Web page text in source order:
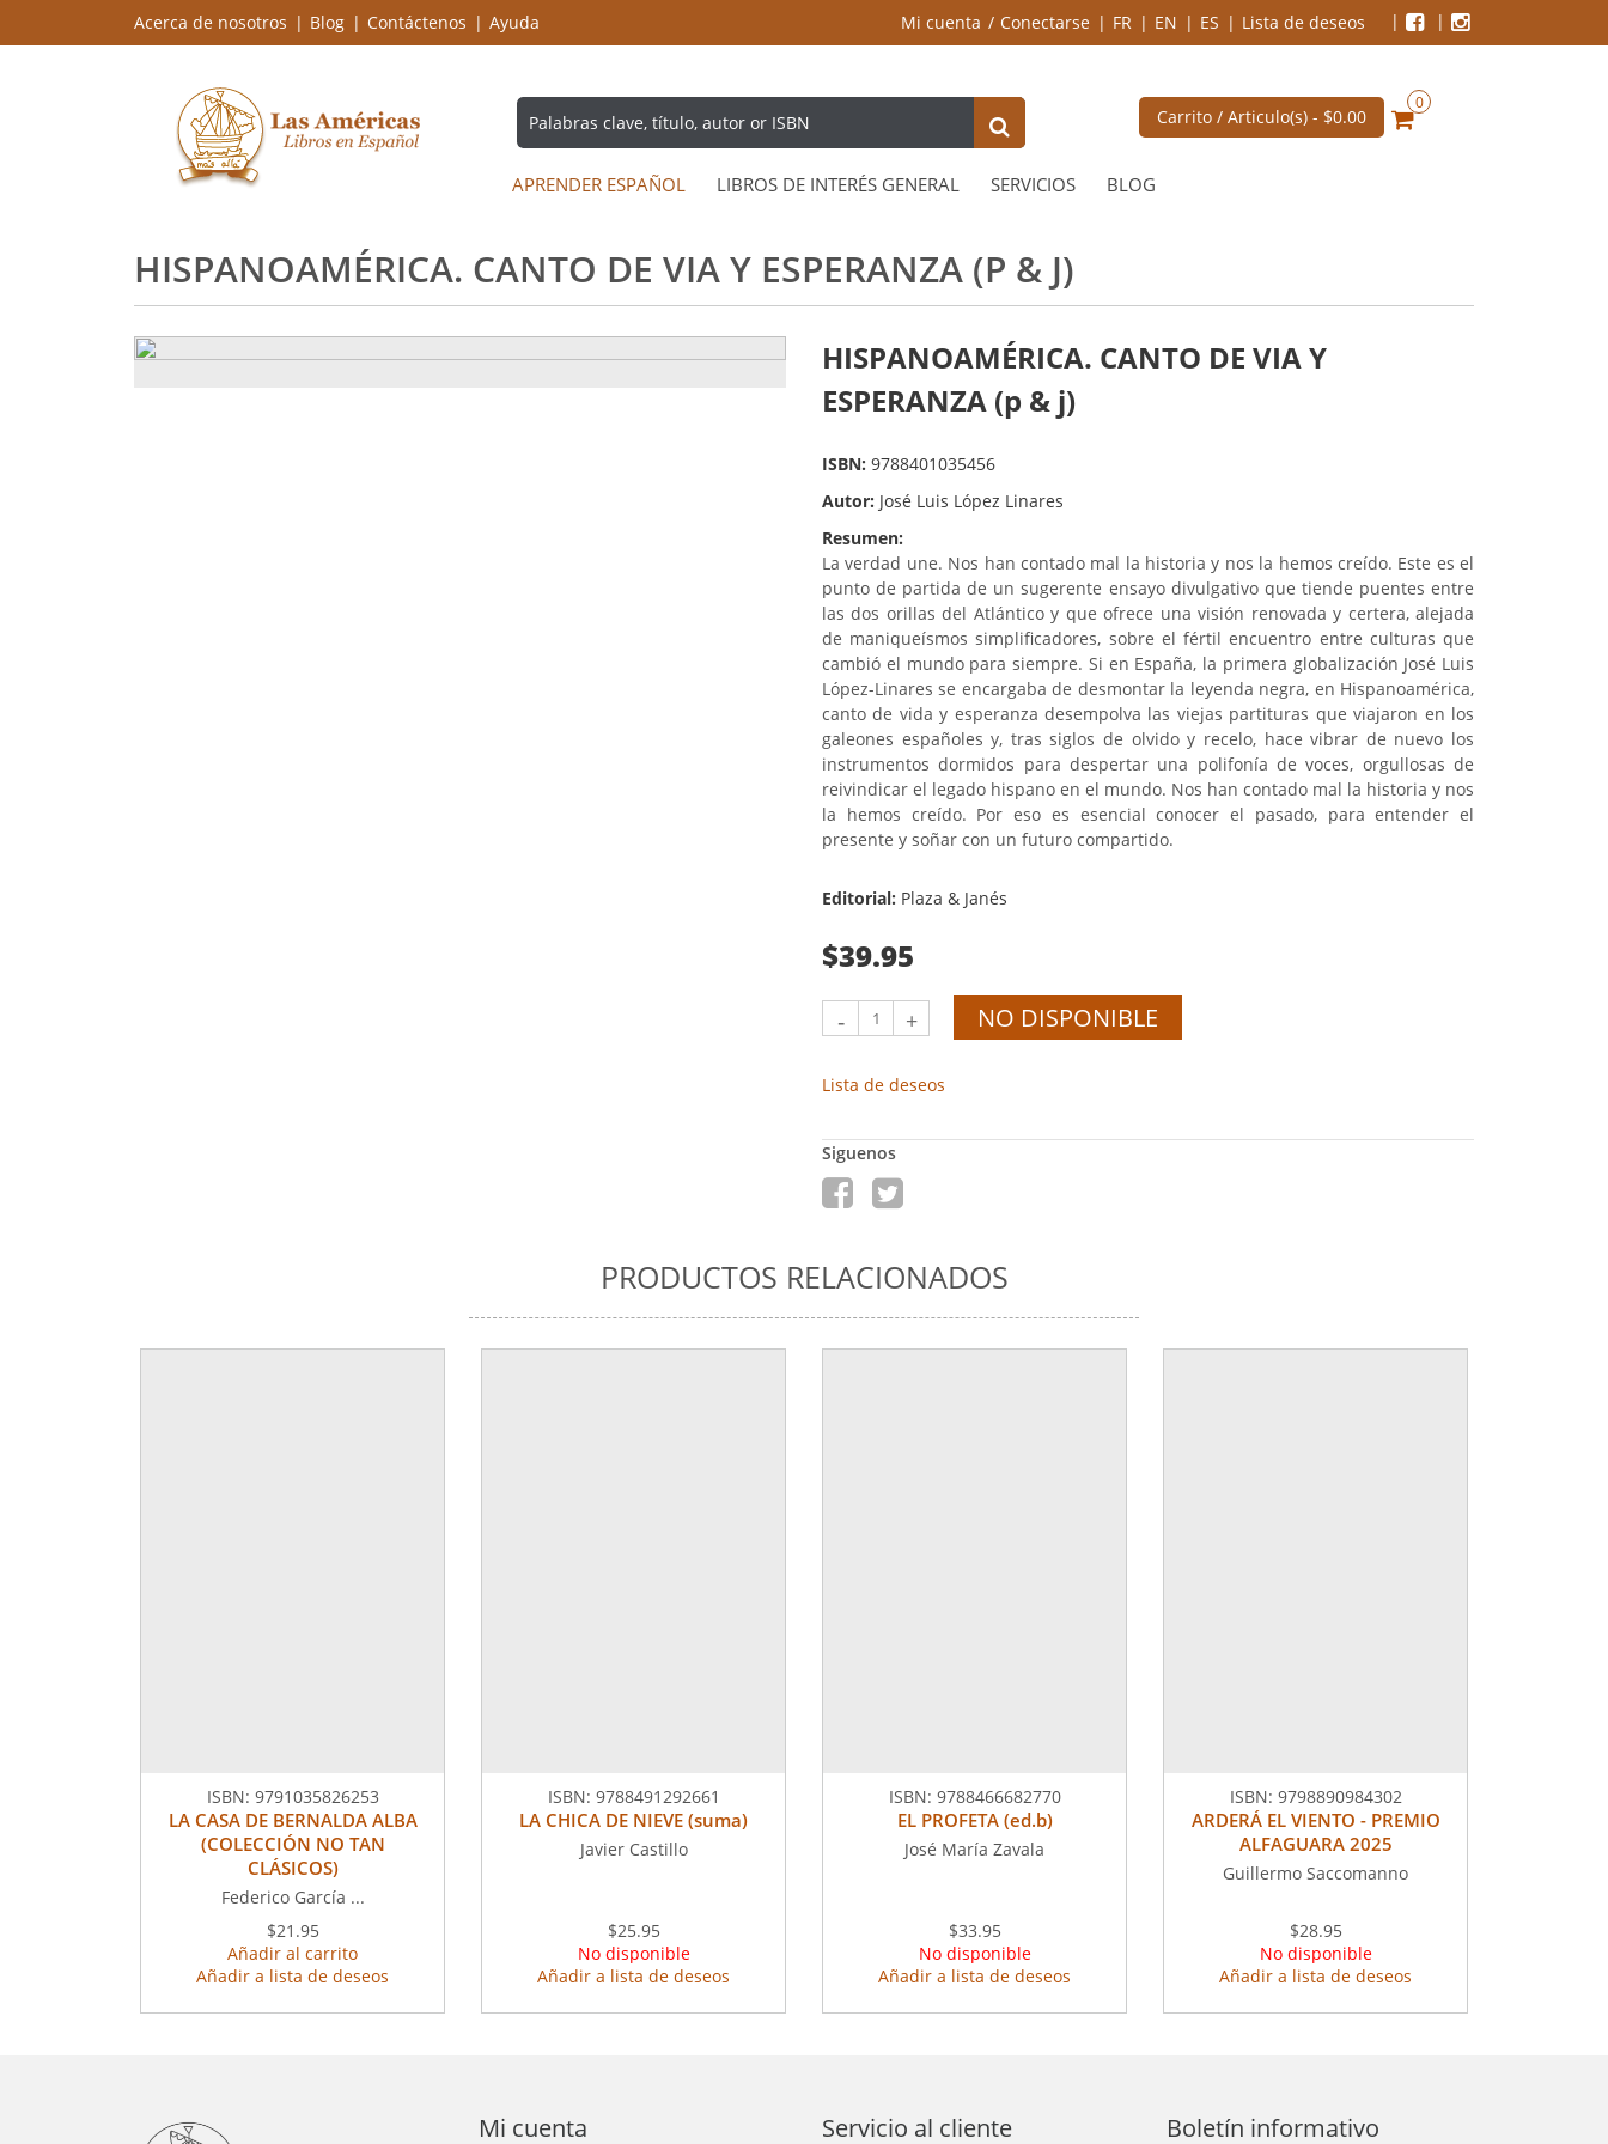
Acerca de nosotros Blog Contáctenos Ayuda Mi cuenta Conectarse FR EN ES Lista de deseos
Carrito / Articulo(s) - $0.00
0
APRENDER ESPAÑOL LIBROS DE INTERÉS GENERAL SERVICIOS BLOG
HISPANOAMÉRICA. CANTO DE VIA Y ESPERANZA (P & J)
HISPANOAMÉRICA. CANTO DE VIA Y
ESPERANZA (p & j)
ISBN: 9788401035456
Autor: José Luis López Linares
Resumen:
La verdad une. Nos han contado mal la historia y nos la hemos creído. Este es el
punto de partida de un sugerente ensayo divulgativo que tiende puentes entre
las dos orillas del Atlántico y que ofrece una visión renovada y certera, alejada
de maniqueísmos simplificadores, sobre el fértil encuentro entre culturas que
cambió el mundo para siempre. Si en España, la primera globalización José Luis
López-Linares se encargaba de desmontar la leyenda negra, en Hispanoamérica,
canto de vida y esperanza desempolva las viejas partituras que viajaron en los
galeones españoles y, tras siglos de olvido y recelo, hace vibrar de nuevo los
instrumentos dormidos para despertar una polifonía de voces, orgullosas de
reivindicar el legado hispano en el mundo. Nos han contado mal la historia y nos
la hemos creído. Por eso es esencial conocer el pasado, para entender el
presente y soñar con un futuro compartido.
Editorial: Plaza & Janés
$39.95
- + NO DISPONIBLE
Lista de deseos
Siguenos
PRODUCTOS RELACIONADOS
ISBN: 9791035826253
LA CASA DE BERNALDA ALBA
(COLECCIÓN NO TAN
CLÁSICOS)
Federico García ...
$21.95
Añadir al carrito
Añadir a lista de deseos
ISBN: 9788491292661
LA CHICA DE NIEVE (suma)
Javier Castillo
$25.95
No disponible
Añadir a lista de deseos
ISBN: 9788466682770
EL PROFETA (ed.b)
José María Zavala
$33.95
No disponible
Añadir a lista de deseos
ISBN: 9798890984302
ARDERÁ EL VIENTO - PREMIO
ALFAGUARA 2025
Guillermo Saccomanno
$28.95
No disponible
Añadir a lista de deseos
Mi cuenta Servicio al cliente Boletín informativo